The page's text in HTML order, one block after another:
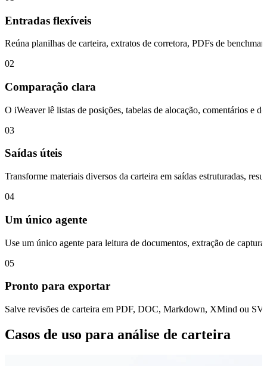
Entradas flexíveis
Reúna planilhas de carteira, extratos de corretora, PDFs de
02
Comparação clara
O iWeaver lê listas de posições, tabelas de alocação, comentários e
03
Saídas úteis
Transforme materiais diversos da carteira em saídas estruturadas,
04
Um único agente
Use um único agente para leitura de documentos, extração de
05
Pronto para exportar
Salve revisões de carteira em PDF, DOC, Markdown, XMind ou
Casos de uso para análise de carteira